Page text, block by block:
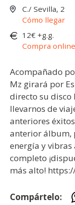
C./ Sevilla, 2
Cómo llegar
12€ +g.g.
Compra online
Acompañado
Mz girará por
directo su disco
llevarnos de
anteriores
anterior álbum,
energía y vibras
completo
más alto!
Compártelo: